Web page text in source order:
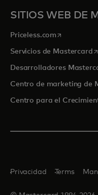
SITIOS WEB DE
Priceless.com se abre en
Servicios de Mastercard
Desarrolladores
Centro de marketing de
Centro para el
Privacidad Terms